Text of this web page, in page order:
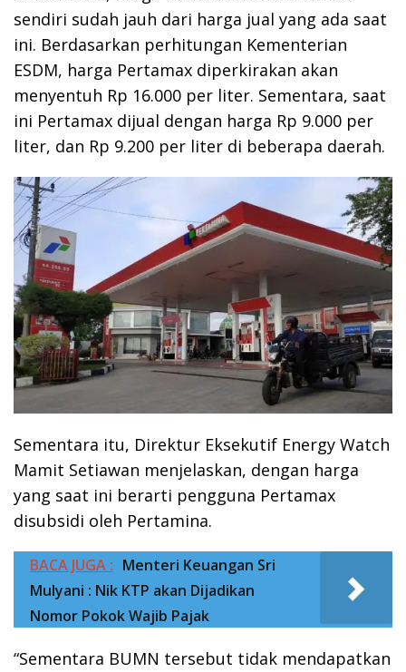
sendiri sudah jauh dari harga jual yang ada saat
ini. Berdasarkan perhitungan Kementerian
ESDM, harga Pertamax diperkirakan akan
menyentuh Rp 16.000 per liter. Sementara, saat
ini Pertamax dijual dengan harga Rp 9.000 per
liter, dan Rp 9.200 per liter di beberapa daerah.
Sementara itu, Direktur Eksekutif Energy Watch
Mamit Setiawan menjelaskan, dengan harga
yang saat ini berarti pengguna Pertamax
disubsidi oleh Pertamina.
BACA JUGA : Menteri Keuangan Sri
Mulyani : Nik KTP akan Dijadikan
Nomor Pokok Wajib Pajak
“Sementara BUMN tersebut tidak mendapatkan